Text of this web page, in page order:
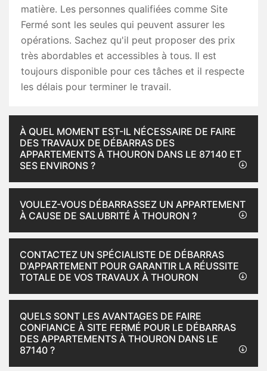
matière. Les personnes qualifiées comme Site
Fermé sont les seules qui peuvent assurer les
opérations. Sachez qu'il peut proposer des prix
très abordables et accessibles à tous. Il est
toujours disponible pour ces tâches et il respecte
les délais pour terminer le travail.
À QUEL MOMENT EST-IL NÉCESSAIRE DE FAIRE
DES TRAVAUX DE DÉBARRAS DES
APPARTEMENTS À THOURON DANS LE 87140 ET
SES ENVIRONS ?
VOULEZ-VOUS DÉBARRASSEZ UN APPARTEMENT
À CAUSE DE SALUBRITÉ À THOURON ?
CONTACTEZ UN SPÉCIALISTE DE DÉBARRAS
D'APPARTEMENT POUR GARANTIR LA RÉUSSITE
TOTALE DE VOS TRAVAUX À THOURON
QUELS SONT LES AVANTAGES DE FAIRE
CONFIANCE À SITE FERMÉ POUR LE DÉBARRAS
DES APPARTEMENTS À THOURON DANS LE
87140 ?